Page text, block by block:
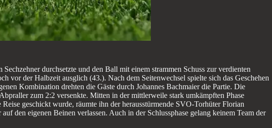
durchsetzte und den Ball mit einem strammen Schuss zur verdienten
vor der Halbzeit ausglich (43.). Nach dem Seitenwechsel spielte sich das Geschehen
Kombination drehten die Gäste durch Johannes Bachmaier die Partie. Die
zum 2:2 versenkte. Mitten in der mittlerweile stark umkämpften Phase
geschickt wurde, räumte ihn der herausstürmende SVO-Torhüter Florian
den eigenen Beinen verlassen. Auch in der Schlussphase gelang keinem Team der